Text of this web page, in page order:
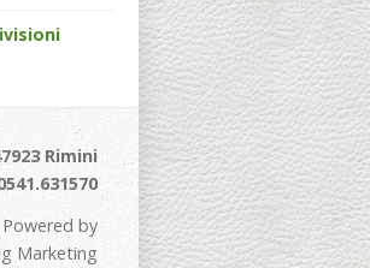
Rimini
by
Marketing